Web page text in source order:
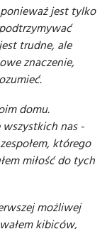
jest tylko
trudne, ale
znaczenie,
domu.
wszystkich nas -
którego
miłość do tych
możliwej
kibiców,